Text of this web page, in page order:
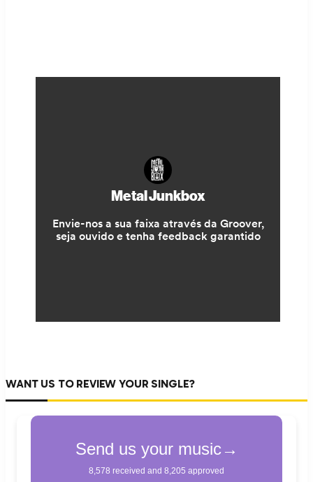
WANT US TO REVIEW YOUR SINGLE?